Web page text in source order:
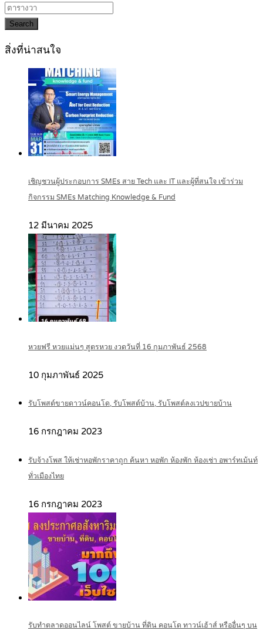
Search
สิ่งที่น่าสนใจ
เชิญชวนผู้ประกอบการ SMEs สาย Tech และ IT และผู้ที่สนใจ เข้าร่วม
กิจกรรม SMEs Matching Knowledge & Fund
12 มีนาคม 2025
หวยฟรี หวยแม่นๆ สูตรหวย งวดวันที่ 16 กุมภาพันธ์ 2568
10 กุมภาพันธ์ 2025
รับโพสต์ขายดาวน์คอนโด, รับโพสต์บ้าน, รับโพสต์ลงเวปขายบ้าน
16 กรกฎาคม 2023
รับจ้างโพส ให้เช่าหอพักราคาถูก ค้นหา หอพัก ห้องพัก ห้องเช่า อพาร์ทเม้นท์
ทั่วเมืองไทย
16 กรกฎาคม 2023
รับทำตลาดออนไลน์ โพสต์ ขายบ้าน ที่ดิน คอนโด ทาวน์เฮ้าส์ หรืออื่นๆ บน